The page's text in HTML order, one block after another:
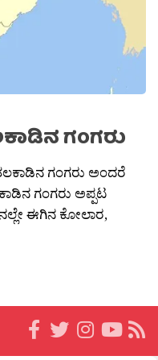
ಗಂಗರು
ಗಂಗರು ಅಂದರೆ
ಗಂಗರು ಅಪ್ಪಟ
ಈಗಿನ ಕೋಲಾರ,